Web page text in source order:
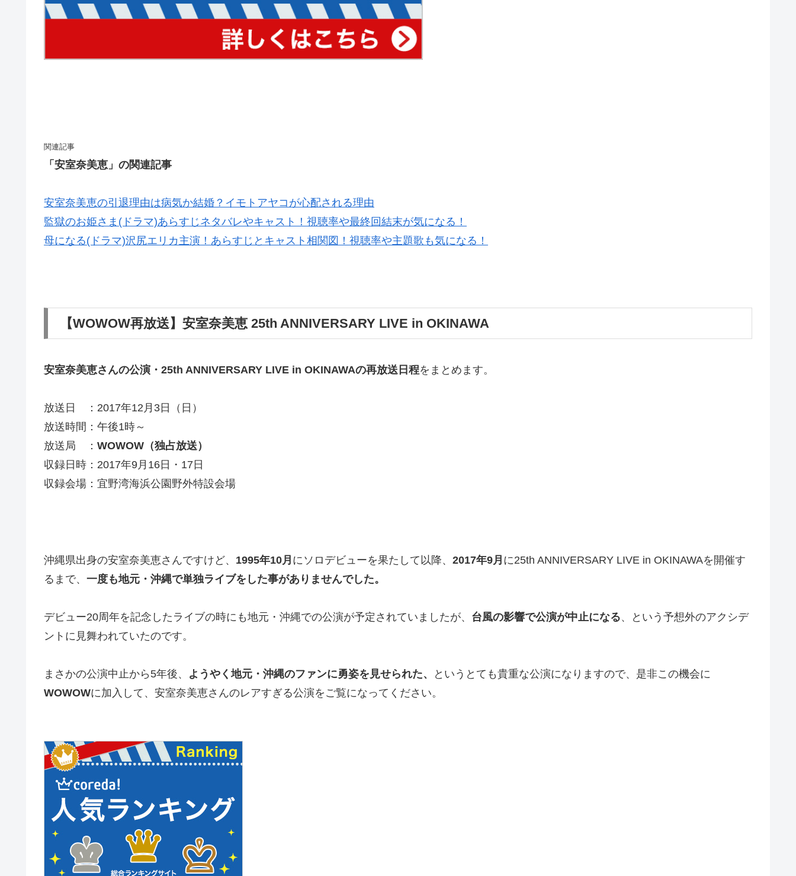
関連記事
「安室奈美恵」の関連記事
安室奈美恵の引退理由は病気か結婚？イモトアヤコが心配される理由
監獄のお姫さま(ドラマ)あらすじネタバレやキャスト！視聴率や最終回結末が気になる！
母になる(ドラマ)沢尻エリカ主演！あらすじとキャスト相関図！視聴率や主題歌も気になる！
【WOWOW再放送】安室奈美恵 25th ANNIVERSARY LIVE in OKINAWA
安室奈美恵さんの公演・25th ANNIVERSARY LIVE in OKINAWAの再放送日程をまとめます。
放送日 ： 2017年12月3日（日）
放送時間：午後1時～
放送局 ： WOWOW （独占放送）
収録日時：2017年9月16日・17日
収録会場：宜野湾海浜公園野外特設会場
沖縄県出身の安室奈美恵さんですけど、 1995年10月 にソロデビューを果たして以降、 2017年9月 に25th ANNIVERSARY LIVE in OKINAWAを開催す
るまで、 一度も地元・沖縄で単独ライブをした事がありませんでした。
デビュー20周年を記念したライブの時にも地元・沖縄での公演が予定されていましたが、 台風の影響で公演が中止になる、という予想外のアクシデ
ントに見舞われていたのです。
まさかの公演中止から5年後、 ようやく地元・沖縄のファンに勇姿を見せられた、
というとても貴重な公演になりますので、是非この機会に
WOWOWに加入して、安室奈美恵さんのレアすぎる公演をご覧になってください。